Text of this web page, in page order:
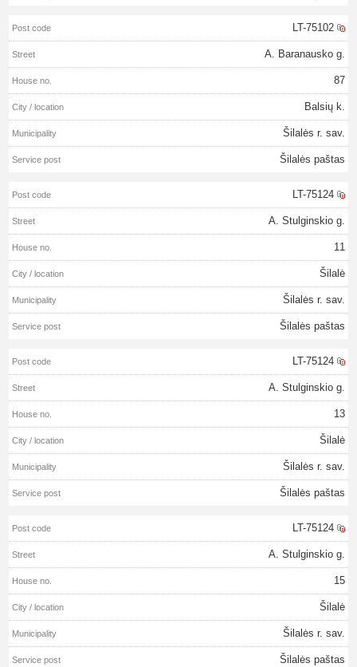
LT-75102
A. Baranausko g.
87
Balsių k.
Šilalės r. sav.
Šilalės paštas
LT-75124
A. Stulginskio g.
11
Šilalė
Šilalės r. sav.
Šilalės paštas
LT-75124
A. Stulginskio g.
13
Šilalė
Šilalės r. sav.
Šilalės paštas
LT-75124
A. Stulginskio g.
15
Šilalė
Šilalės r. sav.
Šilalės paštas